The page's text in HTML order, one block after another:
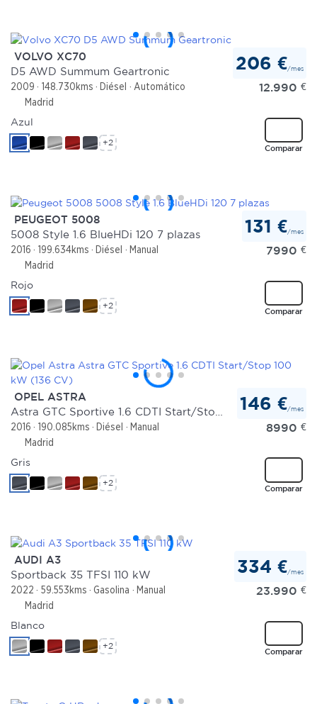
VOLVO XC70
D5 AWD Summum Geartronic
2009 148.730kms Diésel
Automático
Madrid
206 €/mes
12.990 €
Comparar
Azul
+2
PEUGEOT 5008
5008 Style 1.6 BlueHDi 120 7 plazas
2016 199.634kms Diésel
Manual
Madrid
131 €/mes
7990 €
Comparar
Rojo
+2
OPEL ASTRA
Astra GTC Sportive 1.6 CDTI Start/Stop 100 kW (136 CV)
2016 190.085kms Diésel
Manual
Madrid
146 €/mes
8990 €
Comparar
Gris
+2
AUDI A3
Sportback 35 TFSI 110 kW
2022 59.553kms Gasolina
Manual
Madrid
334 €/mes
23.990 €
Comparar
Blanco
+2